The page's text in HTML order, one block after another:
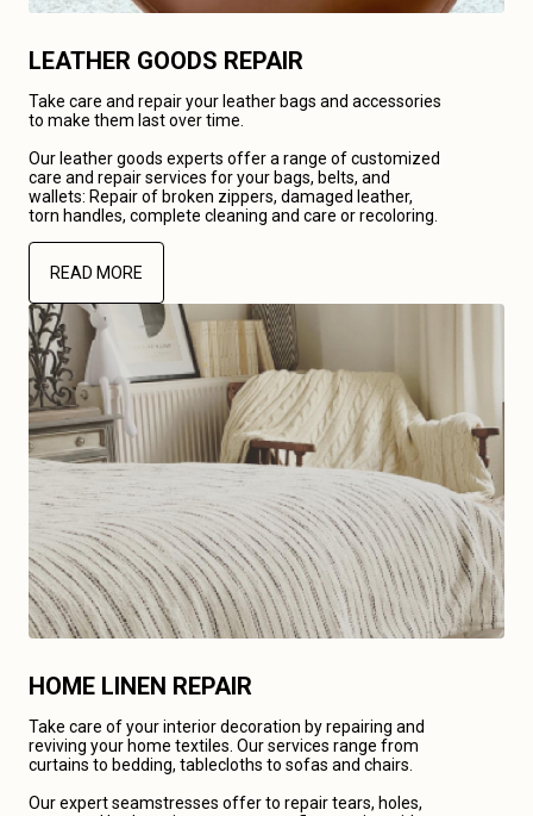
LEATHER GOODS REPAIR
Take care and repair your leather bags and accessories
to make them last over time.
Our leather goods experts offer a range of customized
care and repair services for your bags, belts, and
wallets: Repair of broken zippers, damaged leather,
torn handles, complete cleaning and care or recoloring.
READ MORE
HOME LINEN REPAIR
Take care of your interior decoration by repairing and
reviving your home textiles. Our services range from
curtains to bedding, tablecloths to sofas and chairs.
Our expert seamstresses offer to repair tears, holes,